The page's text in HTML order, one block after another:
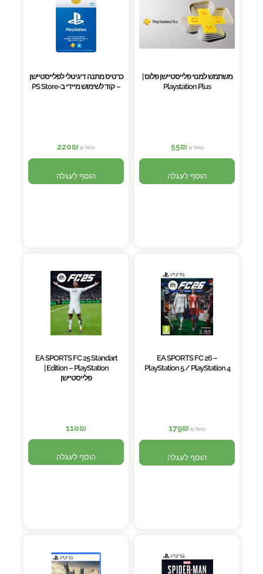
משתמש למנוי פלייסטיישן פלוס |
Playstation Plus
החל מ 55₪
הוסף לעגלה
כרטיס מתנה דיגיטלי לפלייסטיישן
– קוד לשימוש מיידי ב-PS Store
החל מ 220₪
הוסף לעגלה
EA SPORTS FC 26 –
PlayStation 5 / PlayStation 4
החל מ 179₪
הוסף לעגלה
EA SPORTS FC 25 Standart
פלייסטיישן
110₪
הוסף לעגלה